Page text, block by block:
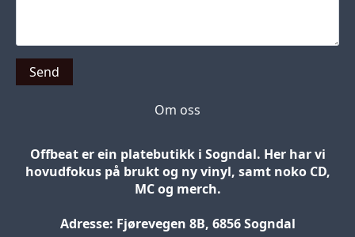
Send
Om oss
Offbeat er ein platebutikk i Sogndal. Her har vi
hovudfokus på brukt og ny vinyl, samt noko CD,
MC og merch.
Adresse: Fjørevegen 8B, 6856 Sogndal